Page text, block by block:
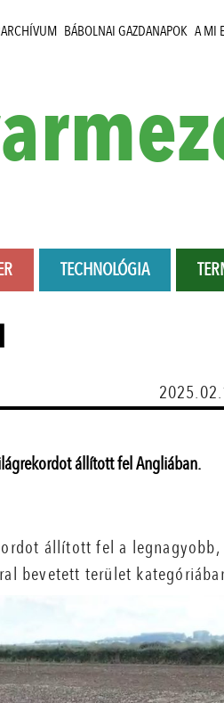
BÁBOLNAI GAZDANAPOK A MI
TECHNOLÓGIA
állított fel Angliában.
állított fel a legnagyobb,
bevetett terület